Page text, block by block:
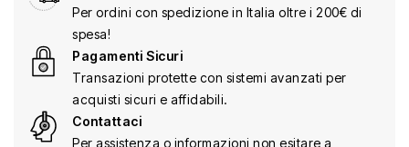
Per ordini con spedizione in Italia oltre i 200€ di
spesa!
Pagamenti Sicuri
Transazioni protette con sistemi avanzati per
acquisti sicuri e affidabili.
Contattaci
Per assistenza o informazioni non esitare a